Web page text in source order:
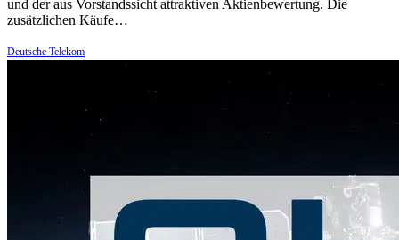
und der aus Vorstandssicht attraktiven Aktienbewertung. Die
zusätzlichen Käufe…
Deutsche Telekom